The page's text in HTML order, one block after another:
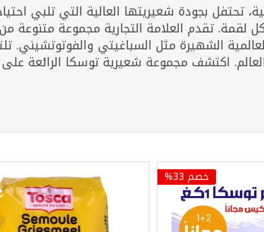
تحتفل بجودة شعيريتها العالية التي تلبي
تقدم العلامة التجارية مجموعة متنوعة من
العالمية الشهيرة مثل السباغيتي
اكتشف مجموعة شعيرية توسكا الرائعة
خصم 33%